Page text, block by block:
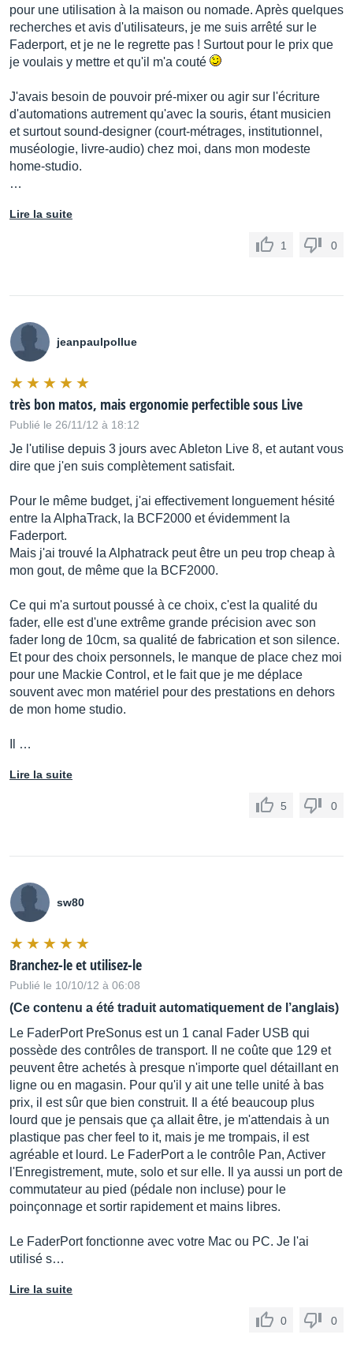
pour une utilisation à la maison ou nomade. Après quelques
recherches et avis d'utilisateurs, je me suis arrêté sur le
Faderport, et je ne le regrette pas ! Surtout pour le prix que
je voulais y mettre et qu'il m'a couté
J'avais besoin de pouvoir pré-mixer ou agir sur l'écriture
d'automations autrement qu'avec la souris, étant musicien
et surtout sound-designer (court-métrages, institutionnel,
muséologie, livre-audio) chez moi, dans mon modeste
home-studio.
…
Lire la suite
1 0
jeanpaulpollue
très bon matos, mais ergonomie perfectible sous Live
Publié le 26/11/12 à 18:12
Je l'utilise depuis 3 jours avec Ableton Live 8, et autant vous
dire que j'en suis complètement satisfait.
Pour le même budget, j'ai effectivement longuement hésité
entre la AlphaTrack, la BCF2000 et évidemment la
Faderport.
Mais j'ai trouvé la Alphatrack peut être un peu trop cheap à
mon gout, de même que la BCF2000.
Ce qui m'a surtout poussé à ce choix, c'est la qualité du
fader, elle est d'une extrême grande précision avec son
fader long de 10cm, sa qualité de fabrication et son silence.
Et pour des choix personnels, le manque de place chez moi
pour une Mackie Control, et le fait que je me déplace
souvent avec mon matériel pour des prestations en dehors
de mon home studio.
Il …
Lire la suite
5 0
sw80
Branchez-le et utilisez-le
Publié le 10/10/12 à 06:08
(Ce contenu a été traduit automatiquement de l’anglais)
Le FaderPort PreSonus est un 1 canal Fader USB qui
possède des contrôles de transport. Il ne coûte que 129 et
peuvent être achetés à presque n'importe quel détaillant en
ligne ou en magasin. Pour qu'il y ait une telle unité à bas
prix, il est sûr que bien construit. Il a été beaucoup plus
lourd que je pensais que ça allait être, je m'attendais à un
plastique pas cher feel to it, mais je me trompais, il est
agréable et lourd. Le FaderPort a le contrôle Pan, Activer
l'Enregistrement, mute, solo et sur elle. Il ya aussi un port de
commutateur au pied (pédale non incluse) pour le
poinçonnage et sortir rapidement et mains libres.
Le FaderPort fonctionne avec votre Mac ou PC. Je l'ai
utilisé s…
Lire la suite
0 0